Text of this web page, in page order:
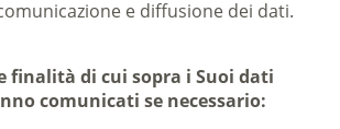
e diffusione dei dati.
finalità di cui sopra i Suoi dati
comunicati se necessario: